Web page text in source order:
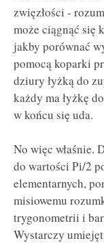
zwięzłości -
może ciągnąć się
jakby porównać
pomocą koparki
dziury łyżką do
każdy ma łyżkę
w końcu się uda.
No więc właśnie.
do wartości Pi/2
elementarnych,
misiowemu
trygonometrii i
Wystarczy